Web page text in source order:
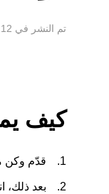
تم النشر في ‏12 مارس 2024
كيف
قدّم وكن
بعد ذلك،